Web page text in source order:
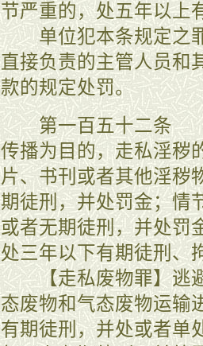
节严重的，处五年以上
单位犯本条规定之罪
直接负责的主管人员和
款的规定处罚。
第一百五十二条 【
传播为目的，走私淫秽
片、书刊或者其他淫秽
期徒刑，并处罚金；情
或者无期徒刑，并处罚
处三年以下有期徒刑、
【走私废物罪】逃避
态废物和气态废物运输
有期徒刑，并处或者单